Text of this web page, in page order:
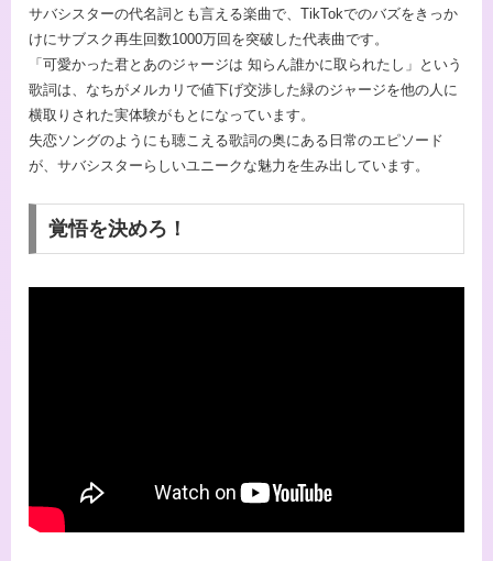
サバシスターの代名詞とも言える楽曲で、TikTokでのバズをきっか
けにサブスク再生回数1000万回を突破した代表曲です。
「可愛かった君とあのジャージは 知らん誰かに取られたし」という
歌詞は、なちがメルカリで値下げ交渉した緑のジャージを他の人に
横取りされた実体験がもとになっています。
失恋ソングのようにも聴こえる歌詞の奥にある日常のエピソード
が、サバシスターらしいユニークな魅力を生み出しています。
覚悟を決めろ！